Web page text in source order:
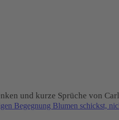
und kurze Sprüche von
Begegnung Blumen schickst,